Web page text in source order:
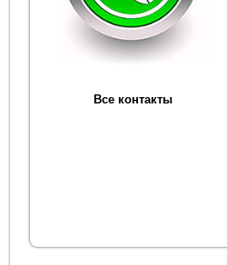
Все контакты